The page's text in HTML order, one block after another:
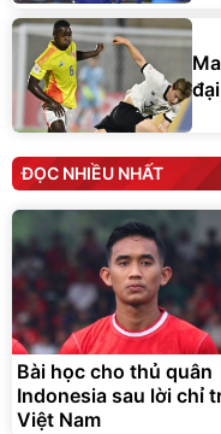
ĐỌC NHIỀU NHẤT
Bài học cho thủ quân
Indonesia sau lời chỉ
Việt Nam